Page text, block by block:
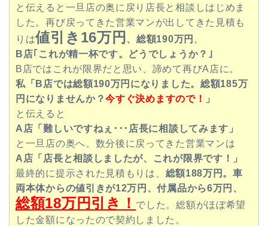
と伝えると一旦店の奥に戻り店長と相談しはじめま
した。再び戻ってきた営業マンが出してきた見積も
りは値引き16万円 、総額190万円 。
B店｢これが精一杯です。どうでしょうか？｣
B店ではこれが限界だと思い、諦めて再びA店に。
私「B店では総額190万円になりました。総額185万
円になりませんか？今すぐ決めますので！
」
と伝えると
A店「難しいですねぇ･･･店長に相談してみます」
と一旦店の奥へ。数分後に戻ってきた営業マンは
A店「店長と相談しましたが、これが限界です！」
最終的に提示された見積もりは、 総額188万円。車
両本体からの値引きが12万円、付属品から6万円、
総額18万円引き！ でした。総額がほぼ希望
した金額になったので契約しました。